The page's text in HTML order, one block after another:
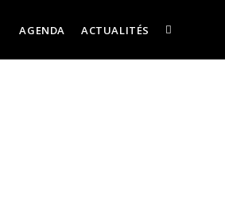
AGENDA ACTUALITÉS